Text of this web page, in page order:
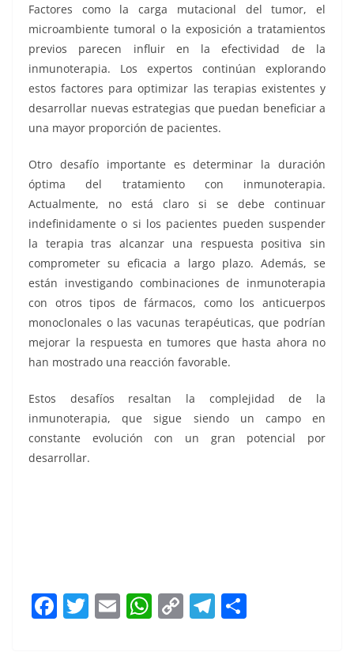
Factores como la carga mutacional del tumor, el
microambiente tumoral o la exposición a tratamientos
previos parecen influir en la efectividad de la
inmunoterapia. Los expertos continúan explorando
estos factores para optimizar las terapias existentes y
desarrollar nuevas estrategias que puedan beneficiar a
una mayor proporción de pacientes.
Otro desafío importante es determinar la duración
óptima del tratamiento con inmunoterapia.
Actualmente, no está claro si se debe continuar
indefinidamente o si los pacientes pueden suspender
la terapia tras alcanzar una respuesta positiva sin
comprometer su eficacia a largo plazo. Además, se
están investigando combinaciones de inmunoterapia
con otros tipos de fármacos, como los anticuerpos
monoclonales o las vacunas terapéuticas, que podrían
mejorar la respuesta en tumores que hasta ahora no
han mostrado una reacción favorable.
Estos desafíos resaltan la complejidad de la
inmunoterapia, que sigue siendo un campo en
constante evolución con un gran potencial por
desarrollar.
F
a
T
w
E
m
W
h
C
o
T
el